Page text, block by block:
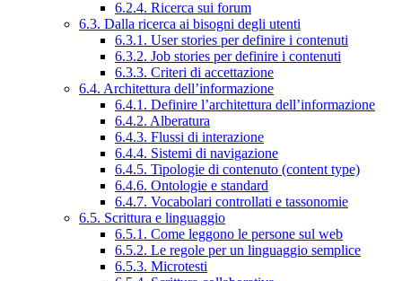
6.2.4. Ricerca sui forum
6.3. Dalla ricerca ai bisogni degli utenti
6.3.1. User stories per definire i contenuti
6.3.2. Job stories per definire i contenuti
6.3.3. Criteri di accettazione
6.4. Architettura dell’informazione
6.4.1. Definire l’architettura dell’informazione
6.4.2. Alberatura
6.4.3. Flussi di interazione
6.4.4. Sistemi di navigazione
6.4.5. Tipologie di contenuto (content type)
6.4.6. Ontologie e standard
6.4.7. Vocabolari controllati e tassonomie
6.5. Scrittura e linguaggio
6.5.1. Come leggono le persone sul web
6.5.2. Le regole per un linguaggio semplice
6.5.3. Microtesti